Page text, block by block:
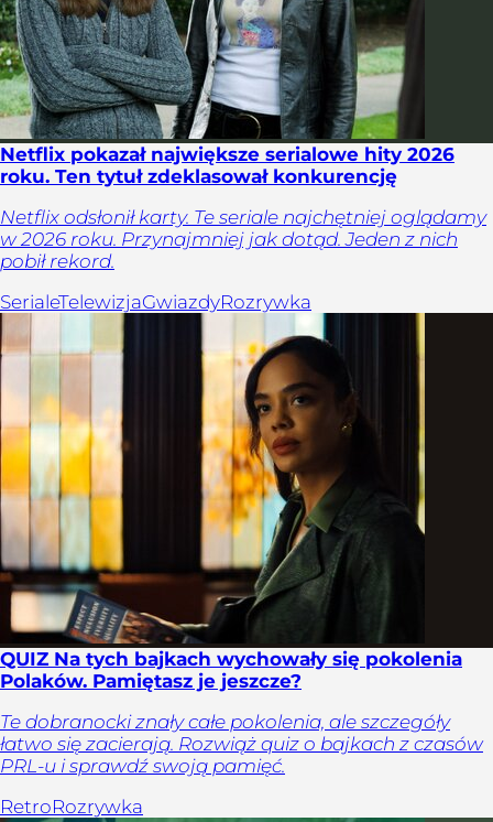
Netflix pokazał największe serialowe hity 2026
roku. Ten tytuł zdeklasował konkurencję
Netflix odsłonił karty. Te seriale najchętniej oglądamy
w 2026 roku. Przynajmniej jak dotąd. Jeden z nich
pobił rekord.
SerialeTelewizjaGwiazdyRozrywka
QUIZ Na tych bajkach wychowały się pokolenia
Polaków. Pamiętasz je jeszcze?
Te dobranocki znały całe pokolenia, ale szczegóły
łatwo się zacierają. Rozwiąż quiz o bajkach z czasów
PRL-u i sprawdź swoją pamięć.
RetroRozrywka